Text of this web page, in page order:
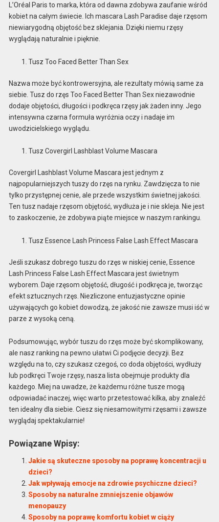
L’Oréal Paris to marka, która od dawna zdobywa zaufanie wśród
kobiet na całym świecie. Ich mascara Lash Paradise daje rzęsom
niewiarygodną objętość bez sklejania. Dzięki niemu rzęsy
wyglądają naturalnie i pięknie.
Tusz Too Faced Better Than Sex
Nazwa może być kontrowersyjna, ale rezultaty mówią same za
siebie. Tusz do rzęs Too Faced Better Than Sex niezawodnie
dodaje objętości, długości i podkręca rzęsy jak żaden inny. Jego
intensywna czarna formuła wyróżnia oczy i nadaje im
uwodzicielskiego wyglądu.
Tusz Covergirl Lashblast Volume Mascara
Covergirl Lashblast Volume Mascara jest jednym z
najpopularniejszych tuszy do rzęs na rynku. Zawdzięcza to nie
tylko przystępnej cenie, ale przede wszystkim świetnej jakości.
Ten tusz nadaje rzęsom objętość, wydłuża je i nie skleja. Nie jest
to zaskoczenie, że zdobywa piąte miejsce w naszym rankingu.
Tusz Essence Lash Princess False Lash Effect Mascara
Jeśli szukasz dobrego tuszu do rzęs w niskiej cenie, Essence
Lash Princess False Lash Effect Mascara jest świetnym
wyborem. Daje rzęsom objętość, długość i podkręca je, tworząc
efekt sztucznych rzęs. Niezliczone entuzjastyczne opinie
używających go kobiet dowodzą, że jakość nie zawsze musi iść w
parze z wysoką ceną.
Podsumowując, wybór tuszu do rzęs może być skomplikowany,
ale nasz ranking na pewno ułatwi Ci podjęcie decyzji. Bez
względu na to, czy szukasz czegoś, co doda objętości, wydłuży
lub podkręci Twoje rzęsy, nasza lista obejmuje produkty dla
każdego. Miej na uwadze, że każdemu różne tusze mogą
odpowiadać inaczej, więc warto przetestować kilka, aby znaleźć
ten idealny dla siebie. Ciesz się niesamowitymi rzęsami i zawsze
wyglądaj spektakularnie!
Powiązane Wpisy:
Jakie są skuteczne sposoby na poprawę koncentracji u
dzieci?
Jak wpływają emocje na zdrowie psychiczne dzieci?
Sposoby na naturalne zmniejszenie objawów
menopauzy
Sposoby na poprawę komfortu kobiet w ciąży